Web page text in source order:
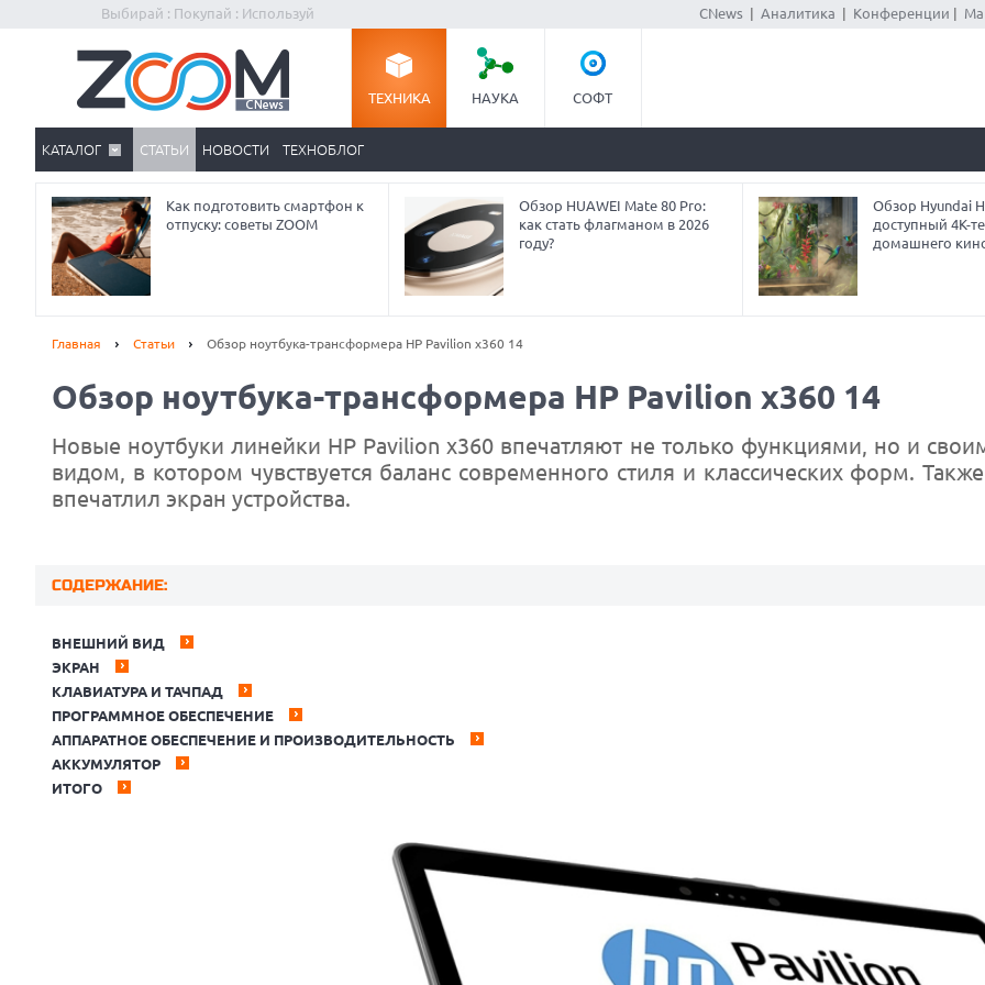
Выбирай : Покупай : Используй CNews| Аналитика Конференции
ТЕХНИКА НАУКА СОФТ
КАТАЛОГ СТАТЬИ НОВОСТИ ТЕХНОБЛОГ
Как подготовить смартфон к
отпуску: советы ZOOM
Обзор HUAWEI Mate 80 Pro:
как стать флагманом в 2026
году?
Обзор Hyundai
доступный 4K-
домашнего
Главная Статьи Обзор ноутбука-трансформера HP Pavilion x360 14
Обзор ноутбука-трансформера HP Pavilion x360 14
Новые ноутбуки линейки HP Pavilion x360 впечатляют не только функциями, но и
видом, в котором чувствуется баланс современного стиля и классических форм.
впечатлил экран устройства.
СОДЕРЖАНИЕ:
ВНЕШНИЙ ВИД
ЭКРАН
КЛАВИАТУРА И ТАЧПАД
ПРОГРАММНОЕ ОБЕСПЕЧЕНИЕ
АППАРАТНОЕ ОБЕСПЕЧЕНИЕ И ПРОИЗВОДИТЕЛЬНОСТЬ
АККУМУЛЯТОР
ИТОГО